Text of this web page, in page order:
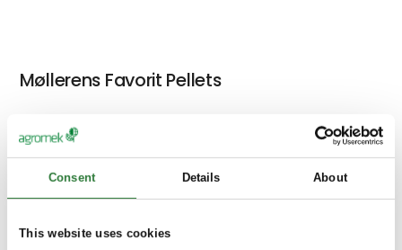
Consent Details About
This website uses cookies
Møllerens Favorit Pellets